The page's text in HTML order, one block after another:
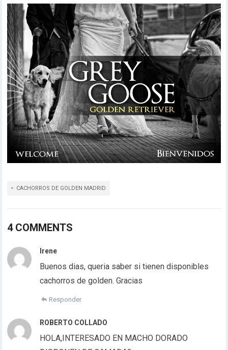
CACHORROS DE GOLDEN MADRID
4 COMMENTS
Irene
Buenos dias, queria saber si tienen disponibles
cachorros de golden. Gracias
Responder
ROBERTO COLLADO
HOLA,INTERESADO EN MACHO DORADO